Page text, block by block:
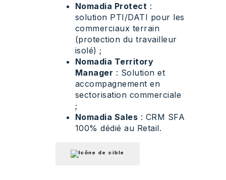
Nomadia Protect :
solution PTI/DATI pour les
commerciaux terrain
(protection du travailleur
isolé) ;
Nomadia Territory
Manager : Solution et
accompagnement en
sectorisation commerciale
;
Nomadia Sales : CRM SFA
100% dédié au Retail.